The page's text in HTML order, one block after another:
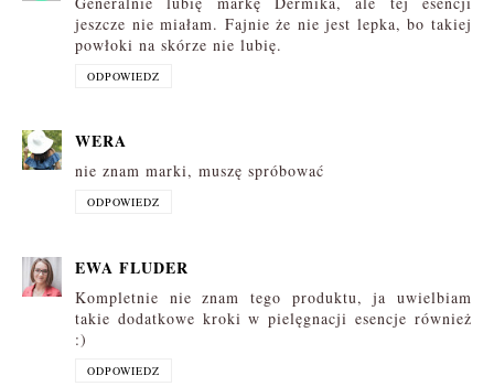
jeszcze nie miałam. Fajnie że nie jest lepka, bo takiej
powłoki na skórze nie lubię.
ODPOWIEDZ
WERA
nie znam marki, muszę spróbować
ODPOWIEDZ
EWA FLUDER
Kompletnie nie znam tego produktu, ja uwielbiam
takie dodatkowe kroki w pielęgnacji esencje również
:)
ODPOWIEDZ